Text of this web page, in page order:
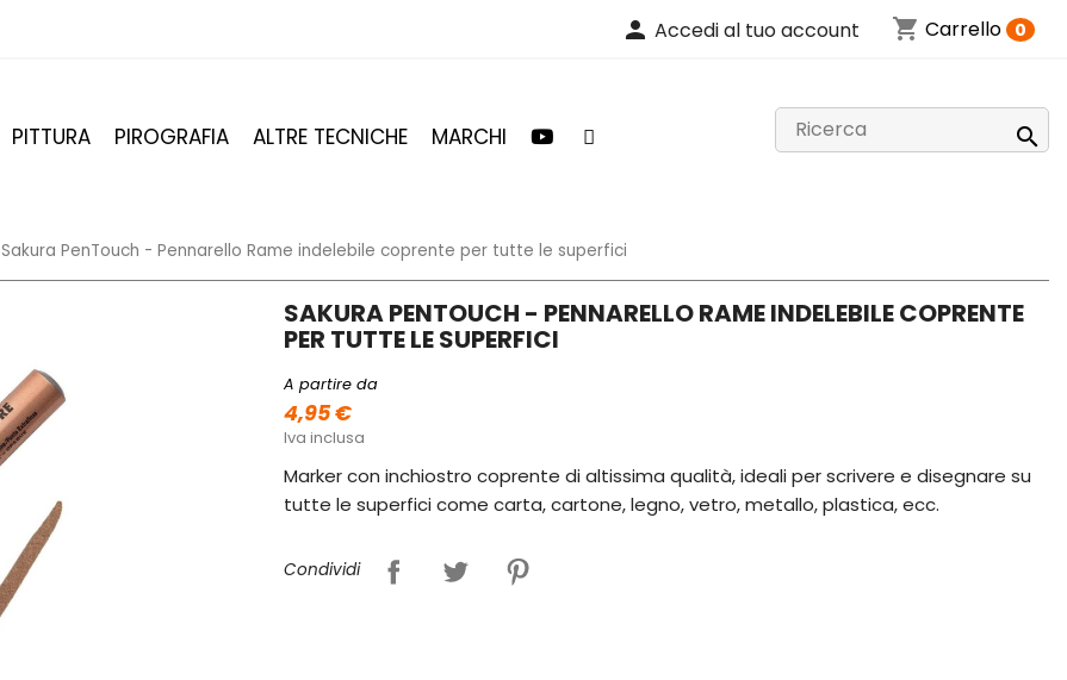
person Accedi al tuo account shopping_cart Carrello 0
PITTURA PIROGRAFIA ALTRE TECNICHE MARCHI 
Sakura PenTouch - Pennarello Rame indelebile coprente per tutte le superfici
SAKURA PENTOUCH - PENNARELLO RAME INDELEBILE COPRENTE
PER TUTTE LE SUPERFICI
A partire da
4,95 €
Iva inclusa
Marker con inchiostro coprente di altissima qualità, ideali per scrivere e disegnare su
tutte le superfici come carta, cartone, legno, vetro, metallo, plastica, ecc.
Condividi